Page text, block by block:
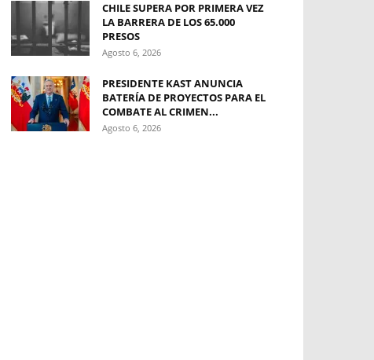
CHILE SUPERA POR PRIMERA VEZ
LA BARRERA DE LOS 65.000
PRESOS
Agosto 6, 2026
PRESIDENTE KAST ANUNCIA
BATERÍA DE PROYECTOS PARA EL
COMBATE AL CRIMEN...
Agosto 6, 2026